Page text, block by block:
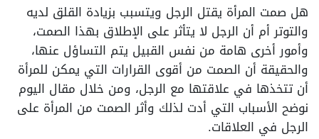
هل صمت المرأة يقتل الرجل ويتسبب بزيادة القلق لديه
والتوتر أم أن الرجل لا يتأثر على الإطلاق بهذا الصمت،
وأمور أخرى هامة من نفس القبيل يتم التساؤل عنها،
والحقيقة أن الصمت من أقوى القرارات التي يمكن للمرأة
أن تتخذها في علاقتها مع الرجل، ومن خلال مقال اليوم
نوضح الأسباب التي أدت لذلك وأثر الصمت من المرأة على
الرجل في العلاقات.